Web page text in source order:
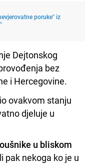
poruke" iz
Dejtonskog
bez
i Hercegovine.
ovakvom stanju
djeluje u
u bliskom
pak nekoga ko je u